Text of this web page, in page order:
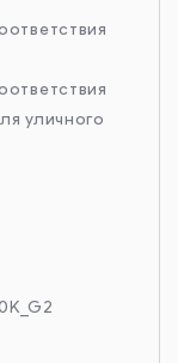
уличного